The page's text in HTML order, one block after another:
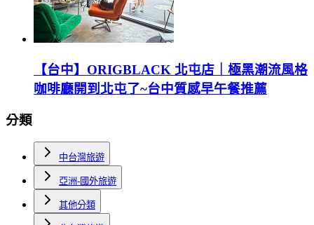
【台中】ORIGBLACK 北屯店｜極黑潮流風格
咖啡廳開到北屯了~台中質感早午餐推薦
分類
中台灣旅遊
亞洲-國外旅遊
其他分類